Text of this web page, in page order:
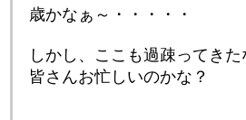
歳かなぁ～・・・・・
しかし、ここも過疎ってき
皆さんお忙しいのかな？